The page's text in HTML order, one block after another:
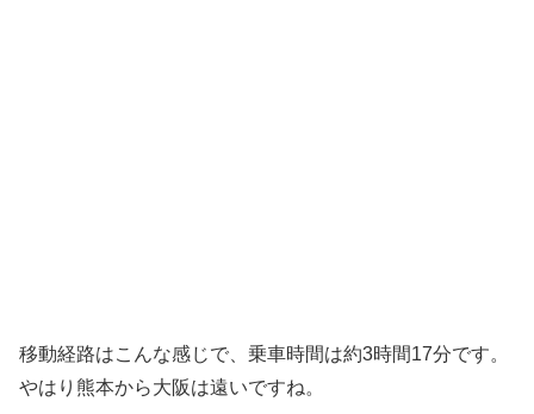
移動経路はこんな感じで、乗車時間は約3時間17分です。
やはり熊本から大阪は遠いですね。